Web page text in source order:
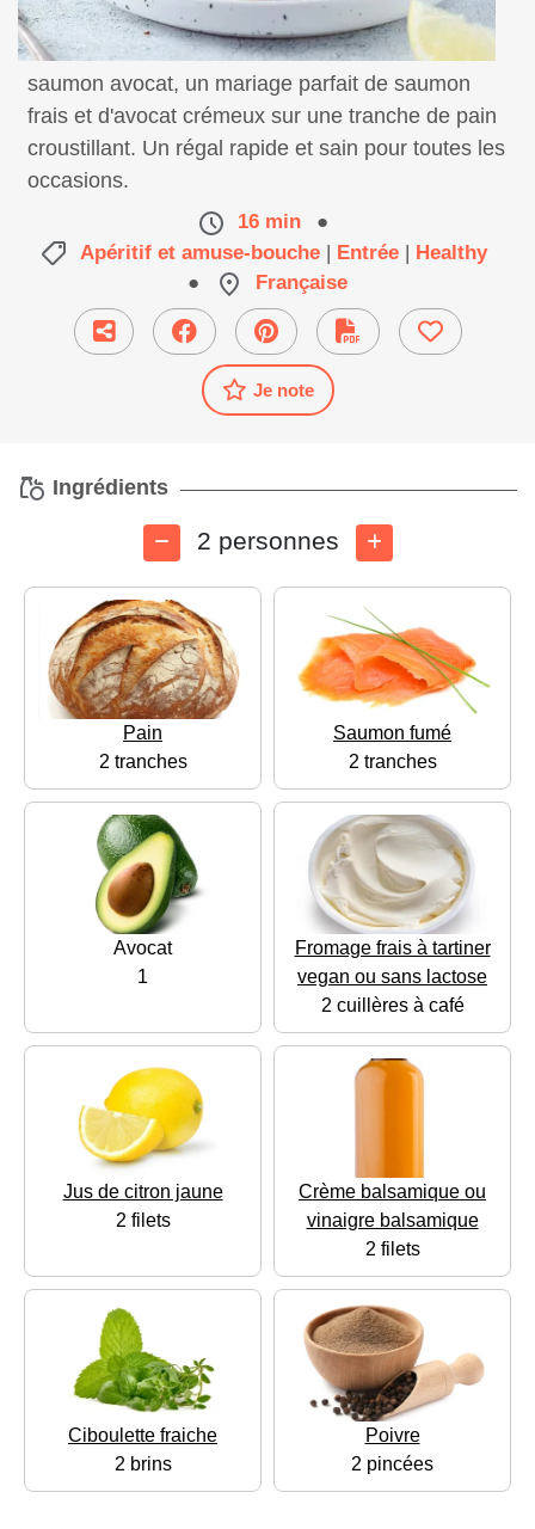
Découvrez notre délicieuse recette de tartine
saumon avocat, un mariage parfait de saumon
frais et d'avocat crémeux sur une tranche de pain
croustillant. Un régal rapide et sain pour toutes les
occasions.
16 min
●
Apéritif et amuse-bouche | Entrée | Healthy
●
Française
Je note
Ingrédients
2 personnes
Pain
2 tranches
Saumon fumé
2 tranches
Avocat
1
Fromage frais à tartiner
vegan ou sans lactose
2 cuillères à café
Jus de citron jaune
2 filets
Crème balsamique ou
vinaigre balsamique
2 filets
Ciboulette fraiche
2 brins
Poivre
2 pincées